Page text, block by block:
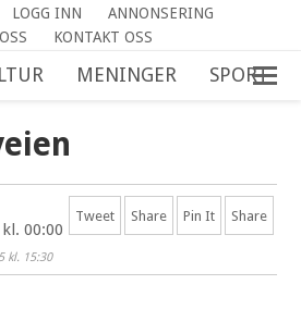
LOGG INN
ANNONSERING
KONTAKT OSS
MENINGER SPORT
Tweet Share Pin It Share
00:00
kl. 15:30